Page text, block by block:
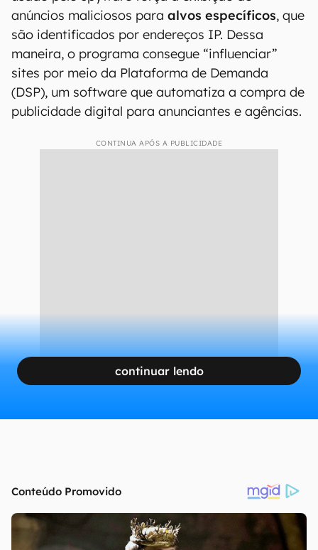
anúncios maliciosos para alvos específicos, que
são identificados por endereços IP. Dessa
maneira, o programa consegue “influenciar”
sites por meio da Plataforma de Demanda
(DSP), um software que automatiza a compra de
publicidade digital para anunciantes e agências.
CONTINUA APÓS A PUBLICIDADE
continuar lendo